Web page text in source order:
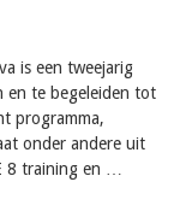
is een tweejarig
en te begeleiden tot
programma,
onder andere uit
8 training en …